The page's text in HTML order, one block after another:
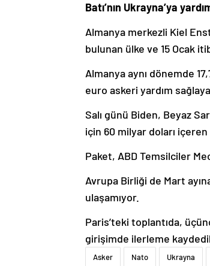
Batı’nın Ukrayna’ya
Almanya merkezli Kiel
bulunan ülke ve 15 Ocak
Almanya aynı dönemde
euro askeri yardım
Salı günü Biden, Beyaz
için 60 milyar doları içeren
Paket, ABD Temsilciler
Avrupa Birliği de Mart
ulaşamıyor.
Paris’teki toplantıda,
girişimde ilerleme
Asker Nato Ukrayna